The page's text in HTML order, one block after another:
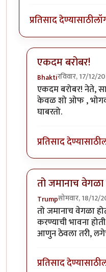
प्रतिसाद देण्यासाठी
एकदम बरोबर!
Bhaktiरविवार, 17/12/
In reply to
एकदम बरोबर! नेते,
केवळ शो ओफ ,
घाबरतो.
प्रतिसाद देण्यासाठी
तो जमानाच वेगळा
Trumpसोमवार, 18/12/
In reply to
तो जमानाच वेगळा
करण्याची भावना
आणुन ठेवला तरी,
प्रतिसाद देण्यासाठी